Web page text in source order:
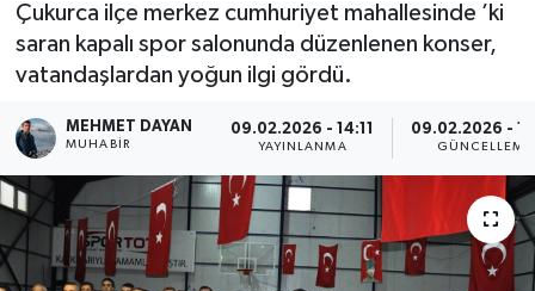
Çukurca ilçe merkez cumhuriyet mahallesinde ’ki
saran kapalı spor salonunda düzenlenen konser,
vatandaşlardan yoğun ilgi gördü.
MEHMET DAYAN
MUHABIR
09.02.2026 - 14:11
YAYINLANMA
09.02.2026 -
GÜNCELLEME
Hakkari
Teknoloji
Yaşam